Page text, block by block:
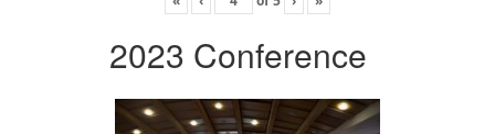
2023 Conference